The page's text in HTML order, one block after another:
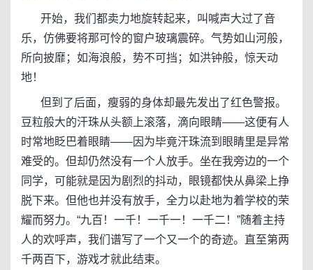
开始，我们都卖力地旋转起来，叫喊声大过了音
乐，仿佛要将那可怜的窗户玻璃震碎。气势如山河般，
所向披靡；如海浪般，势不可挡；如洪钟般，惊天动
地！
但到了后面，瘦弱的身体却最先发出了红色警报。
豆粒般大的汗珠从头额上滚落，滴向眼睛——这便有人
时常地眨巴着眼睛——因为毕竟汗珠流到眼睛里是异常
难受的。但却仍然没有一个人放手。坐在我旁边的一个
同学，可能就是因为剧烈的抖动，眼镜都快从鼻梁上挣
脱下来。但他也并没有放手，全力以赴地为着学校的荣
耀而努力。“九百！一千！一千一！一千二！”随着主持
人的欢呼声，我们谱写了一个又一个的奇迹。直至第两
千两百下，游戏才就此结束。